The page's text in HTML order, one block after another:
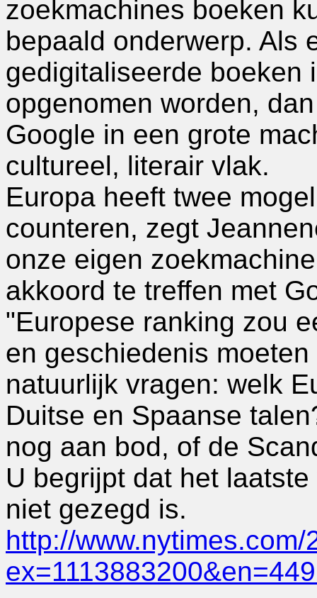
zoekmachines boeken
bepaald onderwerp. Als
gedigitaliseerde boeken
opgenomen worden,
Google in een grote
cultureel, literair vlak.
Europa heeft twee
counteren, zegt
onze eigen
akkoord te treffen met
"Europese ranking zou
en geschiedenis
natuurlijk vragen: welk
Duitse en Spaanse
nog aan bod, of de
U begrijpt dat het
niet gezegd is.
http://